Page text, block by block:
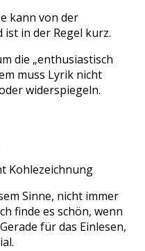
kann von der
in der Regel kurz.
die „enthusiastisch
muss Lyrik nicht
widerspiegeln.
Sinne, nicht immer
finde es schön, wenn
für das Einlesen,